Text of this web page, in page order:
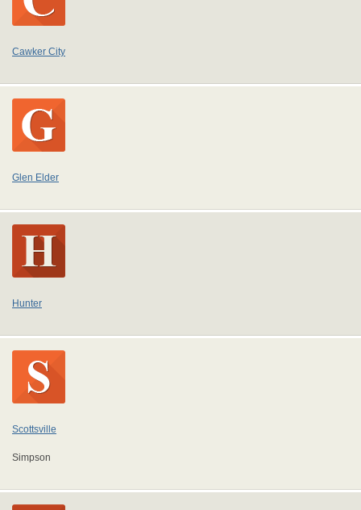
Cawker City
Glen Elder
Hunter
Scottsville
Simpson